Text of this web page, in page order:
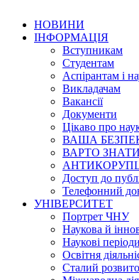
НОВИНИ
ІНФОРМАЦІЯ
Вступникам
Студентам
Аспірантам і
Викладачам
Вакансії
Документи
Цікаво про
ВАША
ВАРТО
Доступ до
Телефонний
УНІВЕРСИТЕТ
Портрет ЧНУ
Наукова й
Наукові
Освітня
Сталий